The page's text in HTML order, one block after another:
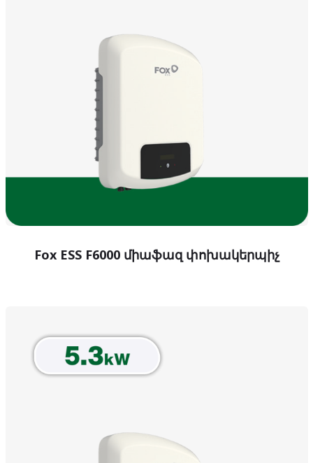
Fox ESS F6000 միաֆազ փոխակերպիչ